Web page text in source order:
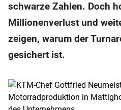
schwarze Zahlen. Doch
Millionenverlust und
zeigen, warum der
gesichert ist.